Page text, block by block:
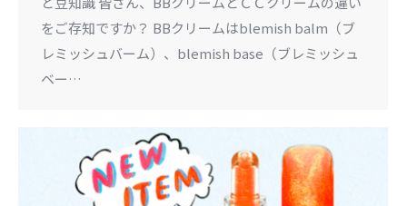
をご存知ですか？ BBクリームはblemish balm（ブ
レミッシュバーム）、blemish base（ブレミッシュ
ベー…